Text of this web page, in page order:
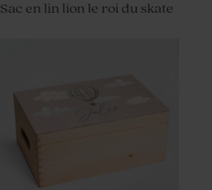
Sac en lin lion le roi du skate